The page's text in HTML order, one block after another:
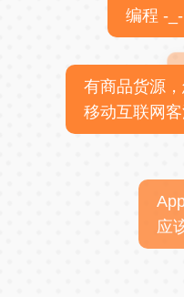
编程 -_-
有商品货源
移动互联网客
应